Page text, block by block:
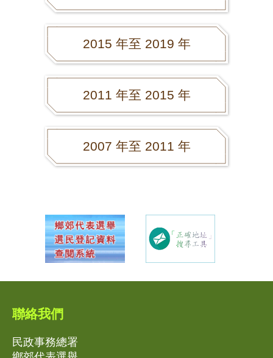
2015 年至 2019 年
2011 年至 2015 年
2007 年至 2011 年
聯絡我們
民政事務總署